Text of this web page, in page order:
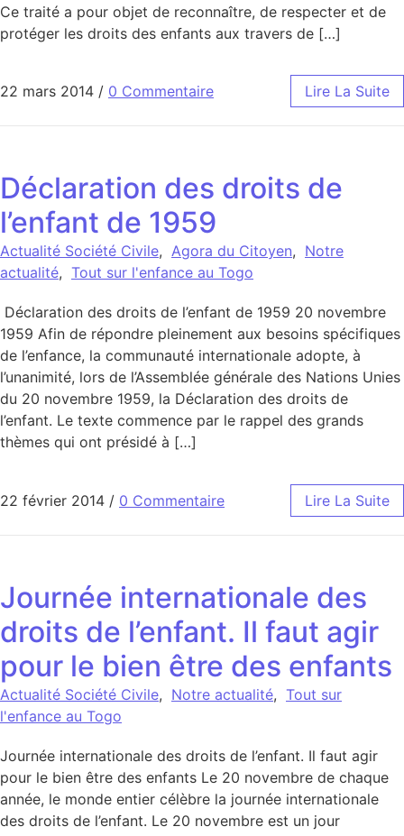
Ce traité a pour objet de reconnaître, de respecter et de
protéger les droits des enfants aux travers de […]
22 mars 2014 / 0 Commentaire Lire La Suite
Déclaration des droits de
l’enfant de 1959
Actualité Société Civile, Agora du Citoyen, Notre
actualité, Tout sur l'enfance au Togo
Déclaration des droits de l’enfant de 1959 20 novembre
1959 Afin de répondre pleinement aux besoins spécifiques
de l’enfance, la communauté internationale adopte, à
l’unanimité, lors de l’Assemblée générale des Nations Unies
du 20 novembre 1959, la Déclaration des droits de
l’enfant. Le texte commence par le rappel des grands
thèmes qui ont présidé à […]
22 février 2014 / 0 Commentaire Lire La Suite
Journée internationale des
droits de l’enfant. Il faut agir
pour le bien être des enfants
Actualité Société Civile, Notre actualité, Tout sur
l'enfance au Togo
Journée internationale des droits de l’enfant. Il faut agir
pour le bien être des enfants Le 20 novembre de chaque
année, le monde entier célèbre la journée internationale
des droits de l’enfant. Le 20 novembre est un jour